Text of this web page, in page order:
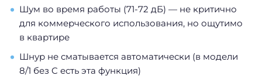
Шум во время работы (71-72 дБ) — не критично
для коммерческого использования, но ощутимо
в квартире
Шнур не сматывается автоматически (в модели
8/1 без C есть эта функция)